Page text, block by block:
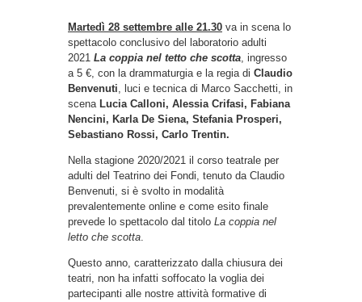
Martedì 28 settembre alle 21.30 va in scena lo
spettacolo conclusivo del laboratorio adulti
2021 La coppia nel tetto che scotta, ingresso
a 5 €, con la drammaturgia e la regia di Claudio
Benvenuti, luci e tecnica di Marco Sacchetti, in
scena Lucia Calloni, Alessia Crifasi, Fabiana
Nencini, Karla De Siena, Stefania Prosperi,
Sebastiano Rossi, Carlo Trentin.
Nella stagione 2020/2021 il corso teatrale per
adulti del Teatrino dei Fondi, tenuto da Claudio
Benvenuti, si è svolto in modalità
prevalentemente online e come esito finale
prevede lo spettacolo dal titolo La coppia nel
letto che scotta.
Questo anno, caratterizzato dalla chiusura dei
teatri, non ha infatti soffocato la voglia dei
partecipanti alle nostre attività formative di